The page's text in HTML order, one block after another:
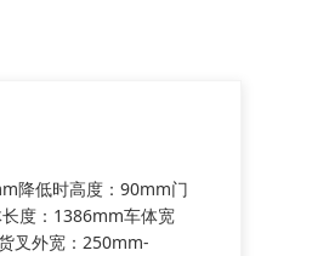
降低时高度：90mm门
度：1386mm车体宽
叉外宽：250mm-